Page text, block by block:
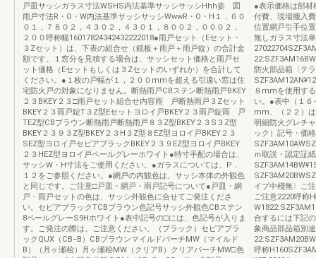
戸皿サッシガラス寸法WSHS内法基準サッシサッシHhh姿 図
雨戸寸法R・O・W内法基準サッシサッシWwwR・O・H１，６０
０１，７８０２，４３０２，４３０１，８００２，０００２，
２００呼称幅16017824342432222018●雨戸セット（Eセット・
３Zセット）は、下表の組合せ（鏡板＋雨戸＋雨戸錠）の合計金
額です。１窓分を見積する場合は、サッシセット価格と雨戸セ
ット価格（Eセットもしくは３Zセットのいずれか）を合計して
ください。●１枚の戸幅が１，２００mmを超える引違い窓は住
宅防火戸の対象になりません。断熱雨戸CBステン断熱雨戸BKEY
２３BKEY２３□雨戸セット組合せ内容雨 戸断熱雨戸３Zセット
BKEY２３雨戸錠T３Z型Eセットヨロイ戸BKEY２３雨戸錠雨 戸
TEZ型CBブラウン断熱雨戸断熱雨戸８３Z型BKEY２３S３Z型
BKEY２３９３Z型BKEY２３H３Z型８EZ型ヨロイ戸BKEY２３
SEZ型ヨロイ戸セピアブラックBKEY２３９EZ型ヨロイ戸BKEY
２３HEZ型ヨロイ戸ペールグレーホワイト●特寸手配の場合は、
サッシW・H寸法をご使用ください。●ガラスについては、P．
１２をご参照ください。●網戸の内観色は、サッシ本体の外観色
と同じです。ご注意□戸皿・網戸・雨戸記号について●戸皿・網
戸・雨戸セットの色は、サッシ外観色に合せてご発注くださ
い。セピアブラックTCBブラウン色記号サッシ外観色CBステン
8ペールグレーS9Hホワイト●表中記号の□には、色記号が入りま
す。ご発注の際は、ご注意ください。（ブラック）セピアブラ
ックQUX（CB−B）CBブラウンマイルドバーチMW（マイルド
B）（月ヶ瀬桧）月ヶ瀬桧MW（クリアB）クリアバーチMW□色
●表示価格は部材
付費、現場搬入
位置網戸引手位
無しガラス寸法
防火部品箱〈テ
８mmを使用す
い。●表中（１
mm、（２２）
明細防火グレチ
ック）記号・価
ｍ取説・認定証
イプ中棧無〉ご
ご注意2220呼称
合するには下記
象商品部品箱別
呼称